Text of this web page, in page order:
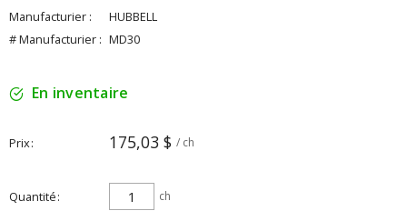
Manufacturier :
HUBBELL
# Manufacturier : MD30
En inventaire
Prix 175,03 $ / ch
Quantité ch